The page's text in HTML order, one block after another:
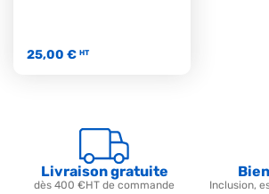
25,00 € HT
Livraison gratuite
dès 400 €HT de commande Inclusion,